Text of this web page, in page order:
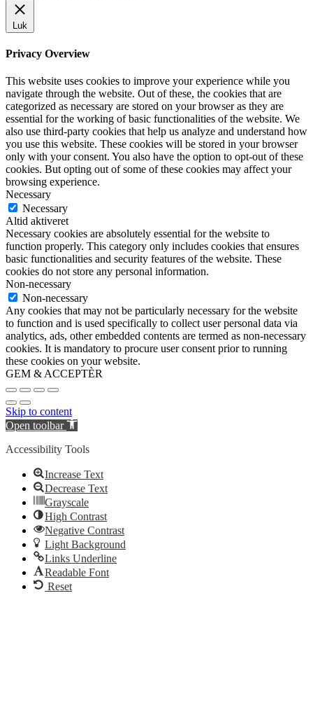
Luk
Privacy Overview
This website uses cookies to improve your experience while you
navigate through the website. Out of these, the cookies that are
categorized as necessary are stored on your browser as they are
essential for the working of basic functionalities of the website. We
also use third-party cookies that help us analyze and understand how
you use this website. These cookies will be stored in your browser
only with your consent. You also have the option to opt-out of these
cookies. But opting out of some of these cookies may affect your
browsing experience.
Necessary
Necessary
Altid aktiveret
Necessary cookies are absolutely essential for the website to
function properly. This category only includes cookies that ensures
basic functionalities and security features of the website. These
cookies do not store any personal information.
Non-necessary
Non-necessary
Any cookies that may not be particularly necessary for the website
to function and is used specifically to collect user personal data via
analytics, ads, other embedded contents are termed as non-necessary
cookies. It is mandatory to procure user consent prior to running
these cookies on your website.
GEM & ACCEPTÈR
Skip to content
Open toolbar
Accessibility Tools
Increase Text
Decrease Text
Grayscale
High Contrast
Negative Contrast
Light Background
Links Underline
Readable Font
Reset